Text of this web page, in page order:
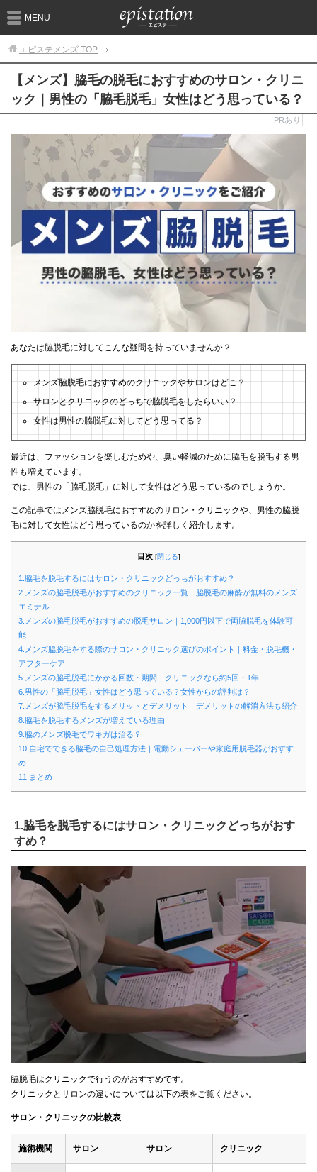
MENU
エピステメンズ TOP
【メンズ】脇毛の脱毛におすすめのサロン・クリニ
ック｜男性の「脇毛脱毛」女性はどう思っている？
PRあり
あなたは脇脱毛に対してこんな疑問を持っていませんか？
メンズ脇脱毛におすすめのクリニックやサロンはどこ？
サロンとクリニックのどっちで脇脱毛をしたらいい？
女性は男性の脇脱毛に対してどう思ってる？
最近は、ファッションを楽しむためや、臭い軽減のために脇毛を脱毛する男
性も増えています。
では、男性の「脇毛脱毛」に対して女性はどう思っているのでしょうか。
この記事ではメンズ脇脱毛におすすめのサロン・クリニックや、男性の脇脱
毛に対して女性はどう思っているのかを詳しく紹介します。
目次 [閉じる]
1.脇毛を脱毛するにはサロン・クリニックどっちがおすすめ？
2.メンズの脇毛脱毛がおすすめのクリニック一覧｜脇脱毛の麻酔が無料のメンズ
エミナル
3.メンズの脇毛脱毛がおすすめの脱毛サロン｜1,000円以下で両脇脱毛を体験可
能
4.メンズ脇脱毛をする際のサロン・クリニック選びのポイント｜料金・脱毛機・
アフターケア
5.メンズの脇毛脱毛にかかる回数・期間｜クリニックなら約5回・1年
6.男性の「脇毛脱毛」女性はどう思っている？女性からの評判は？
7.メンズが脇毛脱毛をするメリットとデメリット｜デメリットの解消方法も紹介
8.脇毛を脱毛するメンズが増えている理由
9.脇のメンズ脱毛でワキガは治る？
10.自宅でできる脇毛の自己処理方法｜電動シェーバーや家庭用脱毛器がおすす
め
11.まとめ
1.脇毛を脱毛するにはサロン・クリニックどっちがおす
すめ？
脇脱毛はクリニックで行うのがおすすめです。
クリニックとサロンの違いについては以下の表をご覧ください。
サロン・クリニックの比較表
施術機関 サロン サロン クリニック